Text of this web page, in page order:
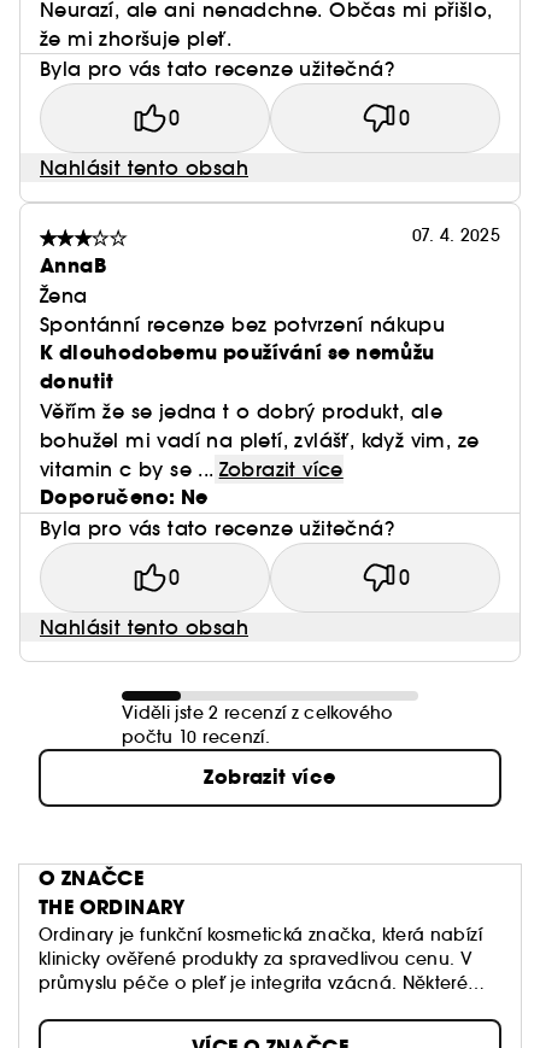
Neurazí, ale ani nenadchne. Občas mi přišlo,
že mi zhoršuje pleť.
Byla pro vás tato recenze užitečná?
0 0
Nahlásit tento obsah
07. 4. 2025
AnnaB
Žena
Spontánní recenze bez potvrzení nákupu
K dlouhodobemu používání se nemůžu
donutit
Věřím že se jedna t o dobrý produkt, ale
bohužel mi vadí na pletí, zvlášť, když vim, ze
vitamin c by se ... Zobrazit více
Doporučeno: Ne
Byla pro vás tato recenze užitečná?
0 0
Nahlásit tento obsah
Viděli jste 2 recenzí z celkového
počtu 10 recenzí.
Zobrazit více
O ZNAČCE
THE ORDINARY
Ordinary je funkční kosmetická značka, která nabízí
klinicky ověřené produkty za spravedlivou cenu. V
průmyslu péče o pleť je integrita vzácná. Některé
prezentovány jako revoluční a jsou nabízeny za